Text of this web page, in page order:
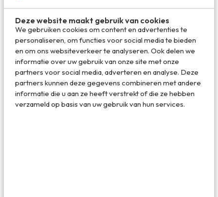
Deze website maakt gebruik van cookies
We gebruiken cookies om content en advertenties te
personaliseren, om functies voor social media te bieden
en om ons websiteverkeer te analyseren. Ook delen we
informatie over uw gebruik van onze site met onze
partners voor social media, adverteren en analyse. Deze
partners kunnen deze gegevens combineren met andere
informatie die u aan ze heeft verstrekt of die ze hebben
verzameld op basis van uw gebruik van hun services.